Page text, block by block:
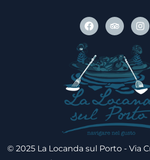
© 2025 La Locanda sul Porto - Via